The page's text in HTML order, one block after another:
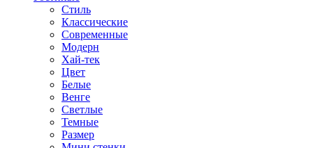
Стиль
Классические
Современные
Модерн
Хай-тек
Цвет
Белые
Венге
Светлые
Темные
Размер